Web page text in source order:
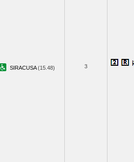
SIRACUSA(15.48) 3